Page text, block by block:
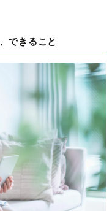
できること